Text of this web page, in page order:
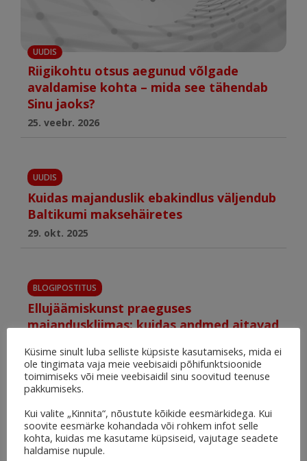
UUDIS
Riigikohtu otsus aegunud võlgade
avaldamise kohta – mida see tähendab
Sinu jaoks?
25. veebr. 2026
UUDIS
Kuidas majanduslik ebakindlus väljendub
Baltikumi maksehäiretes
29. okt. 2025
BLOGIPOSTITUS
Ellujäämiskunst praeguses
majanduskliimas: kuidas andmed aitavad
15. aug. 2024
Lehitse rubriike
Blogipostitus (68)
Küsime sinult luba selliste küpsiste kasutamiseks, mida ei
ole tingimata vaja meie veebisaidi põhifunktsioonide
toimimiseks või meie veebisaidil sinu soovitud teenuse
pakkumiseks.
Kui valite „Kinnita“, nõustute kõikide eesmärkidega. Kui
soovite eesmärke kohandada või rohkem infot selle
kohta, kuidas me kasutame küpsiseid, vajutage seadete
haldamise nupule.